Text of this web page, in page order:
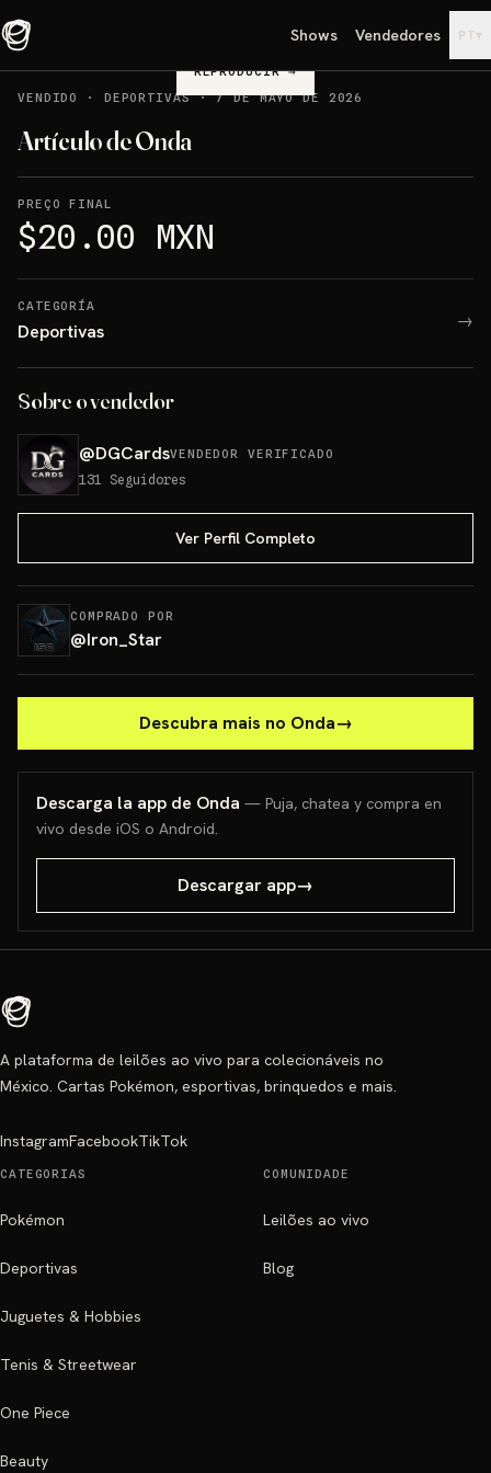
Shows Vendedores PT▾
REPRODUCIR→
VENDIDO
· DEPORTIVAS·7 DE MAYO DE 2026
Artículo de Onda
PREÇO FINAL
$20.00 MXN
CATEGORÍA
Deportivas →
Sobre o vendedor
@DGCardsVENDEDOR VERIFICADO
131 Seguidores
Ver Perfil Completo
COMPRADO POR
@Iron_Star
Descubra mais no Onda→
Descarga la app de Onda — Puja, chatea y compra en
vivo desde iOS o Android.
Descargar app→
A plataforma de leilões ao vivo para colecionáveis no
México. Cartas Pokémon, esportivas, brinquedos e mais.
InstagramFacebookTikTok
CATEGORIAS
Pokémon
Deportivas
Juguetes & Hobbies
Tenis & Streetwear
One Piece
Beauty
COMUNIDADE
Leilões ao vivo
Blog